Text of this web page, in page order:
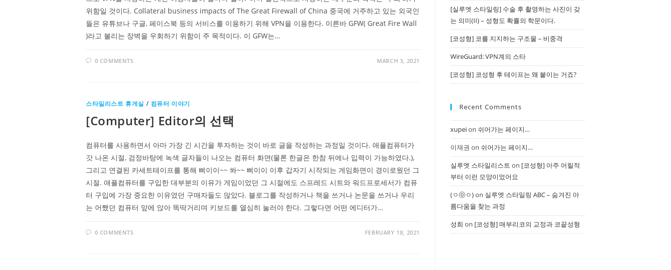
위함일 것이다. Collateral business impacts of The Great Firewall of China 중국에 거주하고 있는 외국인
들은 유튜브나 구글, 페이스북 등의 서비스를 이용하기 위해 VPN을 이용한다. 이른바 GFW( Great Fire Wall
)라고 불리는 장벽을 우회하기 위함이 주 목적이다. 이 GFW는…
0 COMMENTS MARCH 3, 2021
스타일리스트 휴게실 / 컴퓨터 이야기
[Computer] Editor의 선택
컴퓨터를 사용하면서 아마 가장 긴 시간을 투자하는 것이 바로 글을 작성하는 과정일 것이다. 애플컴퓨터가
갓 나온 시절, 검정바탕에 녹색 글자들이 나오는 컴퓨터 화면(물론 한글은 한참 뒤에나 입력이 가능하였다.),
그리고 연결된 카세트테이프를 통해 삐이이~~ 쏴~~ 삐이이 이후 갑자기 시작되는 게임화면이 경이로웠던 그
시절. 애플컴퓨터를 구입한 대부분의 이유가 게임이었던 그 시절에도 스프레드 시트와 워드프로세서가 컴퓨
터 구입에 가장 중요한 이유였던 구매자들도 많았다. 블로그를 작성하거나 책을 쓰거나 논문을 쓰거나 우리
는 어쨌던 컴퓨터 앞에 앉아 똑딱거리며 키보드를 열심히 눌러야 한다. 그렇다면 어떤 에디터가…
0 COMMENTS FEBRUARY 18, 2021
[실루엣 스타일링] 수술 후 촬영하는 사진이 갖
는 의미(II) – 성형도 확률의 학문이다.
[코성형] 코를 지지하는 구조물 – 비중격
WireGuard: VPN계의 스타
[코성형] 코성형 후 테이프는 왜 붙이는 거죠?
Recent Comments
xupeion 쉬어가는 페이지…
이재권 on 쉬어가는 페이지…
실루엣 스타일리스트 on [코성형] 아주 어릴적
부터 이런 모양이었어요
(ㅇⓞㅇ)on 실루엣 스타일링 ABC – 숨겨진 아
름다움을 찾는 과정
성희 on [코성형] 매부리코의 교정과 코끝성형